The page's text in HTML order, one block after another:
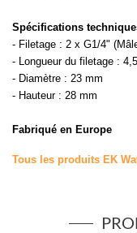
Spécifications
- Filetage : 2 x G1/4"
- Longueur du filetage :
- Diamètre : 23 mm
- Hauteur : 28 mm
Fabriqué en Europe
Tous les produits EK